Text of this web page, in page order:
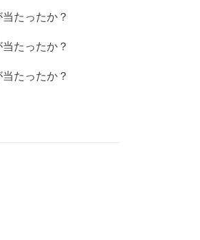
たったか？
たったか？
たったか？